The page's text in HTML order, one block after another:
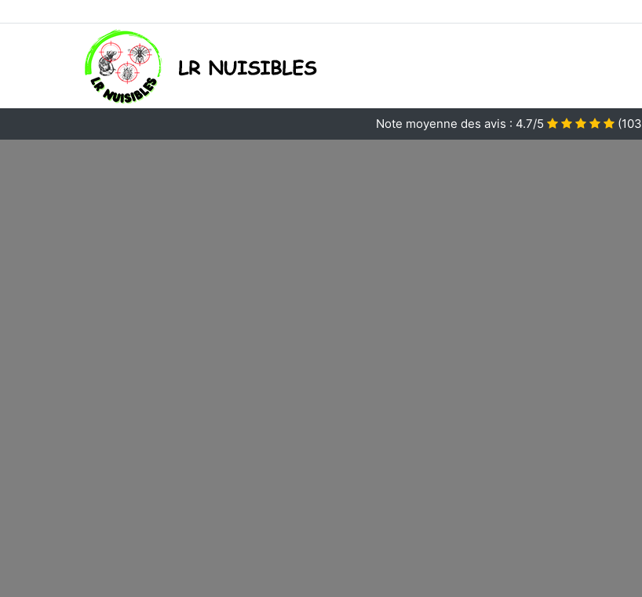
Note moyenne des avis : 4.7/5 (103